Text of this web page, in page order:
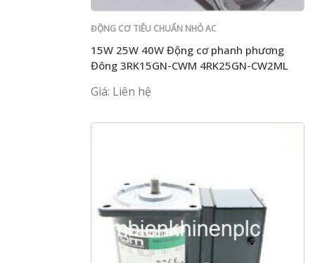
ĐỘNG CƠ TIÊU CHUẨN NHỎ AC
15W 25W 40W Động cơ phanh phương
Đông 3RK15GN-CWM 4RK25GN-CW2ML
Giá: Liên hệ